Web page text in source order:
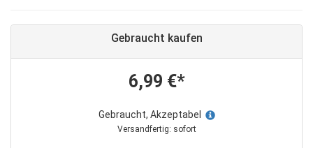
Gebraucht kaufen
6,99 €*
Gebraucht, Akzeptabel
Versandfertig: sofort